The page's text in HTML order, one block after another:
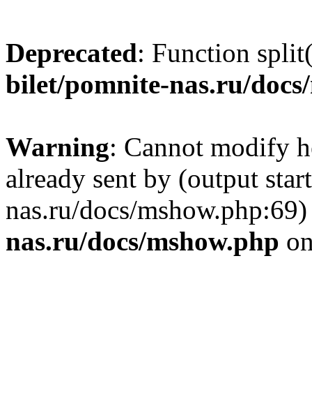
Deprecated: Function
bilet/pomnite-nas.ru/
Warning: Cannot modify
already sent by (output
nas.ru/docs/
nas.ru/docs/mshow.php